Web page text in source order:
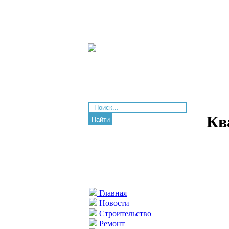
Найти
Главная
Новости
Строительство
Ремонт